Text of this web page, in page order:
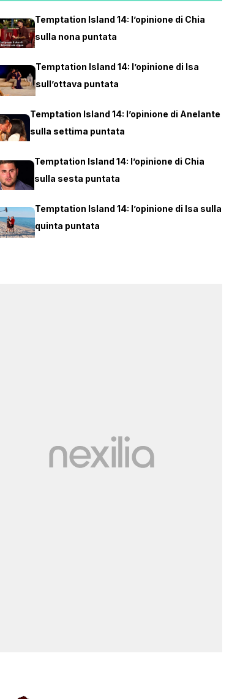
Temptation Island 14: l’opinione di Chia
sulla nona puntata
Temptation Island 14: l’opinione di Isa
sull’ottava puntata
Temptation Island 14: l’opinione di Anelante
sulla settima puntata
Temptation Island 14: l’opinione di Chia
sulla sesta puntata
Temptation Island 14: l’opinione di Isa sulla
quinta puntata